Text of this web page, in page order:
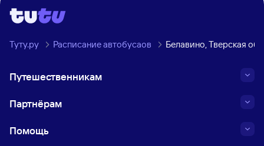
Туту.ру Расписание автобусаов Белавино, Тверская
Путешественникам
Партнёрам
Помощь